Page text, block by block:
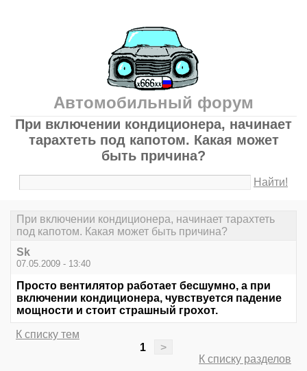
Автомобильный форум
При включении кондиционера, начинает
тарахтеть под капотом. Какая может
быть причина?
Найти!
При включении кондиционера, начинает тарахтеть
под капотом. Какая может быть причина?
Sk
07.05.2009 - 13:40
Просто вентилятор работает бесшумно, а при
включении кондиционера, чувствуется падение
мощности и стоит страшный грохот.
К списку тем
1
>
К списку разделов